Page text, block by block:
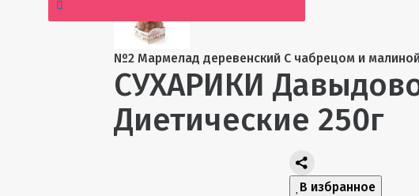
№2 Мармелад деревенский С чабрецом и
СУХАРИКИ
Диетические 250г
В избранное